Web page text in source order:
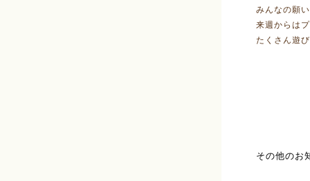
みんなの願
来週からは
たくさん遊
その他のお